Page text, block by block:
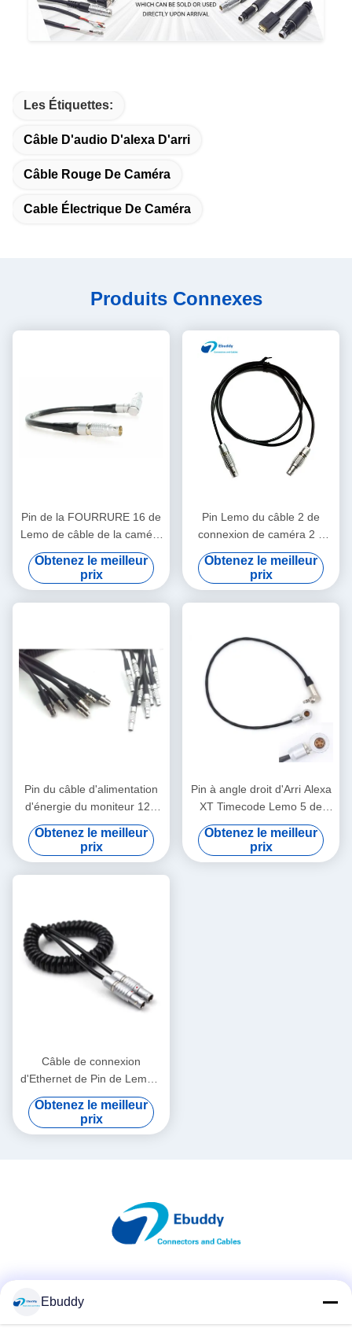
Les Étiquettes:
Câble D'audio D'alexa D'arri
Câble Rouge De Caméra
Cable Électrique De Caméra
Produits Connexes
Pin de la FOURRURE 16 de
Lemo de câble de la caméra
EVF d'Arri Alexa au câble de
viseur de Pin de FGG 16
Obtenez le meilleur
prix
Pin Lemo du câble 2 de
connexion de caméra 2 à
Pin Lemo pour un boulon de
Teradek
Obtenez le meilleur
prix
Pin du câble d'alimentation
d'énergie du moniteur 12V
d'Arri 2 Lemo Alexa 4 au fil
de logique de Pin XLR TV
Obtenez le meilleur
prix
Pin à angle droit d'Arri Alexa
XT Timecode Lemo 5 de
câble de connexion de
caméra à Jack 3.5mm
Obtenez le meilleur
prix
Câble de connexion
d'Ethernet de Pin de Lemo 2
à de ressort de 2 bornes
pour le foyer de radio
d'Alexa
Obtenez le meilleur
prix
Ebuddy